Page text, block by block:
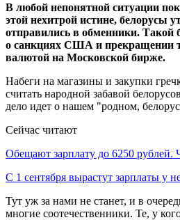
В любой непонятной ситуации
этой нехитрой истине, белорусы
отправились в обменники. Такой
о санкциях США и прекращении
валютой на Московской бирже.
Набеги на магазины и закупки
считать народной забавой
дело идет о нашем "родном,
Сейчас читают
Обещают зарплату до 6250 рублей.
С 1 сентября вырастут зарплаты у
Тут уж за нами не станет, и в
многие соотечественники. Те, у